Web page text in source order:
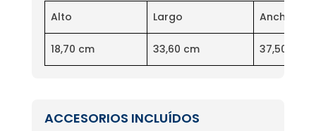
Alto Largo Ancho
18,70 cm 33,60 cm 37,50 cm
ACCESORIOS INCLUÍDOS